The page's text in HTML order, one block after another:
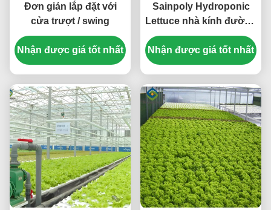
Đơn giản lắp đặt với
cửa trượt / swing
Nhận được giá tốt nhất
Sainpoly Hydroponic
Lettuce nhà kính đường
hầm nhà kính tùy chỉnh
Nhận được giá tốt nhất